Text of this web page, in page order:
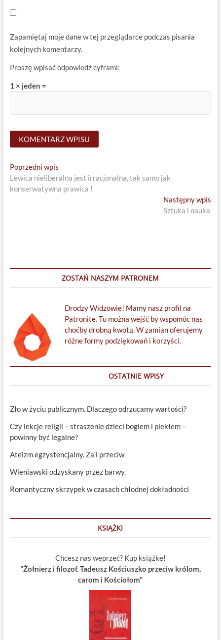
Zapamiętaj moje dane w tej przeglądarce podczas pisania
kolejnych komentarzy.
Proszę wpisać odpowiedź cyframi:
1 × jeden =
Nawigacja
wpisu
Poprzedni wpisPrevious
post:
Lewica nieliberalna jest irracjonalna, tak samo jak
konserwatywna prawica !
Następny wpis
Sztuka i nauka
ZOSTAŃ NASZYM PATRONEM
Drodzy Widzowie! Mamy nasz profil na
Patronite. Tu można wejść by wspomóc nas
choćby drobną kwotą. W zamian oferujemy
różne formy podziękowań i korzyści.
OSTATNIE WPISY
Zło w życiu publicznym. Dlaczego odrzucamy wartości?
Czy lekcje religii – straszenie dzieci bogiem i piekłem –
powinny być legalne?
Ateizm egzystencjalny. Za i przeciw
Wieniawski odzyskany przez barwy.
Romantyczny skrzypek w czasach chłodnej dokładności
KSIĄŻKI
Chcesz nas weprzeć? Kup książkę!
"Żołnierz i filozof. Tadeusz Kościuszko przeciw królom,
carom i Kościołom”